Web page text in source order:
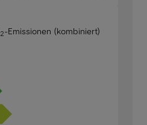
2-Emissionen (kombiniert)